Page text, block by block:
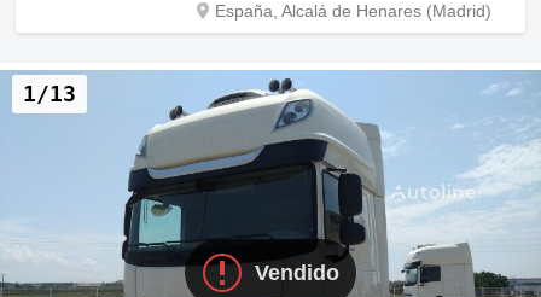
España, Alcalá de Henares (Madrid)
Vendido
1/13